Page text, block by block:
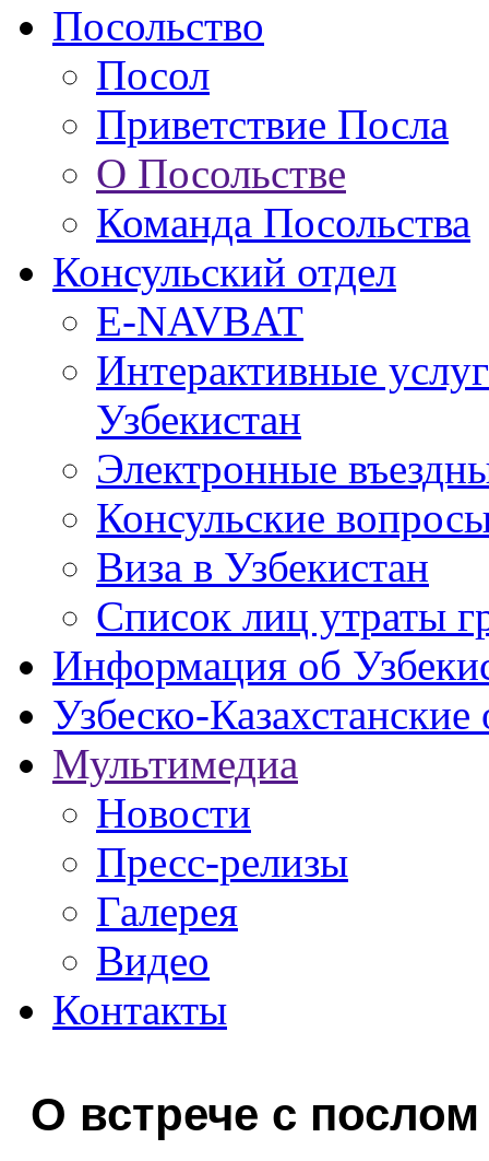
Посольство
Посол
Приветствие Посла
О Посольстве
Команда Посольства
Консульский отдел
E-NAVBAT
Интерактивные
Узбекистан
Электронные
Консульские
Виза в Узбекистан
Список лиц утраты
Информация об
Узбеско-
Мультимедиа
Новости
Пресс-релизы
Галерея
Видео
Контакты
О встрече с